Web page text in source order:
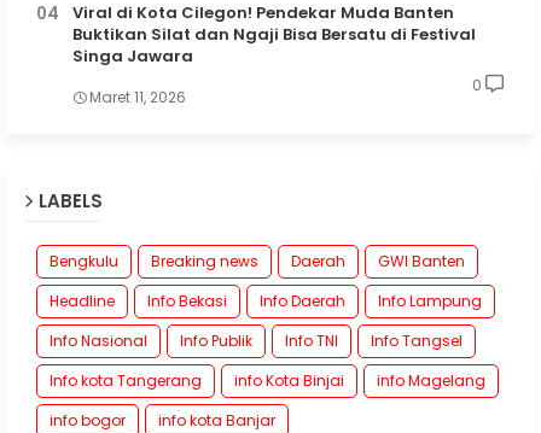
Viral di Kota Cilegon! Pendekar Muda Banten
Buktikan Silat dan Ngaji Bisa Bersatu di Festival
Singa Jawara
Maret 11, 2026
0
LABELS
Bengkulu Breaking news Daerah
GWI Banten
Headline
Info Bekasi Info Daerah
Info Lampung
Info Nasional
Info Publik Info TNI
Info Tangsel
Info kota Tangerang
info Kota Binjai
info Magelang
info bogor
info kota Banjar